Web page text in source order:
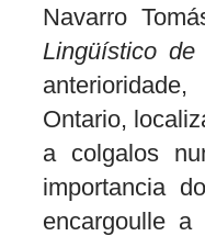
Navarro
Lingüístico
Ontario,
a colgalos
importancia
encargoulle